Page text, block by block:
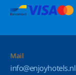
Mail
info@enjoyhotels.nl